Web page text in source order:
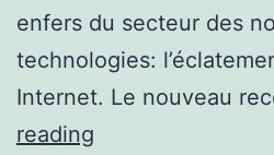
enfers du secteur des
technologies:
Internet. Le nouveau
reading